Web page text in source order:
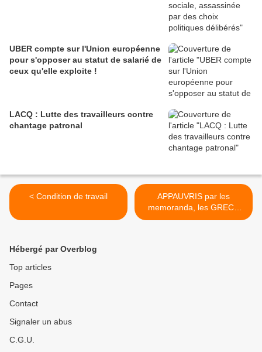
UBER compte sur l'Union européenne
pour s'opposer au statut de salarié de
ceux qu'elle exploite !
LACQ : Lutte des travailleurs contre
chantage patronal
< Condition de travail
APPAUVRIS par les
memoranda, les GRECS
vont PERDRE tous leurs
Hébergé par Overblog
Top articles
Pages
Contact
Signaler un abus
C.G.U.